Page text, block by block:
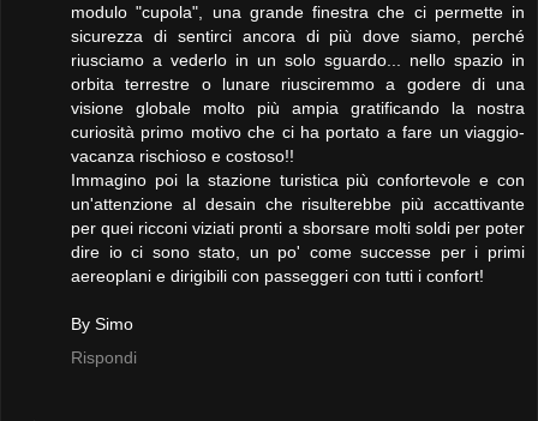
modulo "cupola", una grande finestra che ci permette in
sicurezza di sentirci ancora di più dove siamo, perché
riusciamo a vederlo in un solo sguardo... nello spazio in
orbita terrestre o lunare riusciremmo a godere di una
visione globale molto più ampia gratificando la nostra
curiosità primo motivo che ci ha portato a fare un viaggio-
vacanza rischioso e costoso!!
Immagino poi la stazione turistica più confortevole e con
un'attenzione al desain che risulterebbe più accattivante
per quei ricconi viziati pronti a sborsare molti soldi per poter
dire io ci sono stato, un po' come successe per i primi
aereoplani e dirigibili con passeggeri con tutti i confort!
By Simo
Rispondi